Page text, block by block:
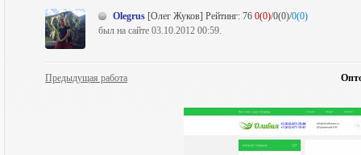
Olegrus [Олег Жуков] Рейтинг: 76 0(0)/0(0)/0(0)
был на сайте 03.10.2012 00:59.
Предыдущая работа